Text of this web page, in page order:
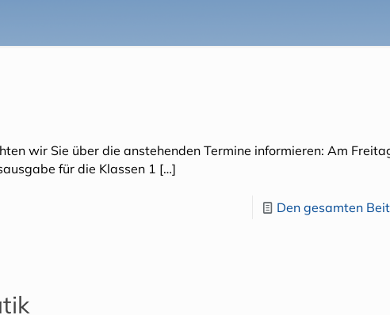
wir Sie über die anstehenden Termine informieren: Am
für die Klassen 1 […]
Den gesamten